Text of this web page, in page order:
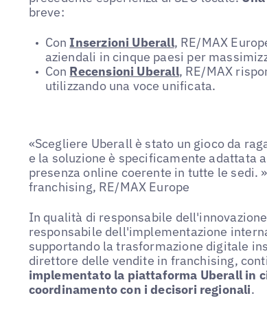
breve:
Con Inserzioni Uberall, RE/MAX
aziendali in cinque paesi per
Con Recensioni Uberall, RE/MAX
utilizzando una voce unificata.
«Scegliere Uberall è stato un gioco da
e la soluzione è specificamente adattata
presenza online coerente in tutte le sedi.
franchising, RE/MAX Europe
In qualità di responsabile
responsabile dell'implementazione
supportando la trasformazione digitale
direttore delle vendite in franchising,
implementato la piattaforma Uberall in
coordinamento con i decisori regionali.